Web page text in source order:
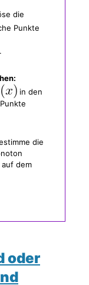
die
Punkte
in den
die
dem
oder